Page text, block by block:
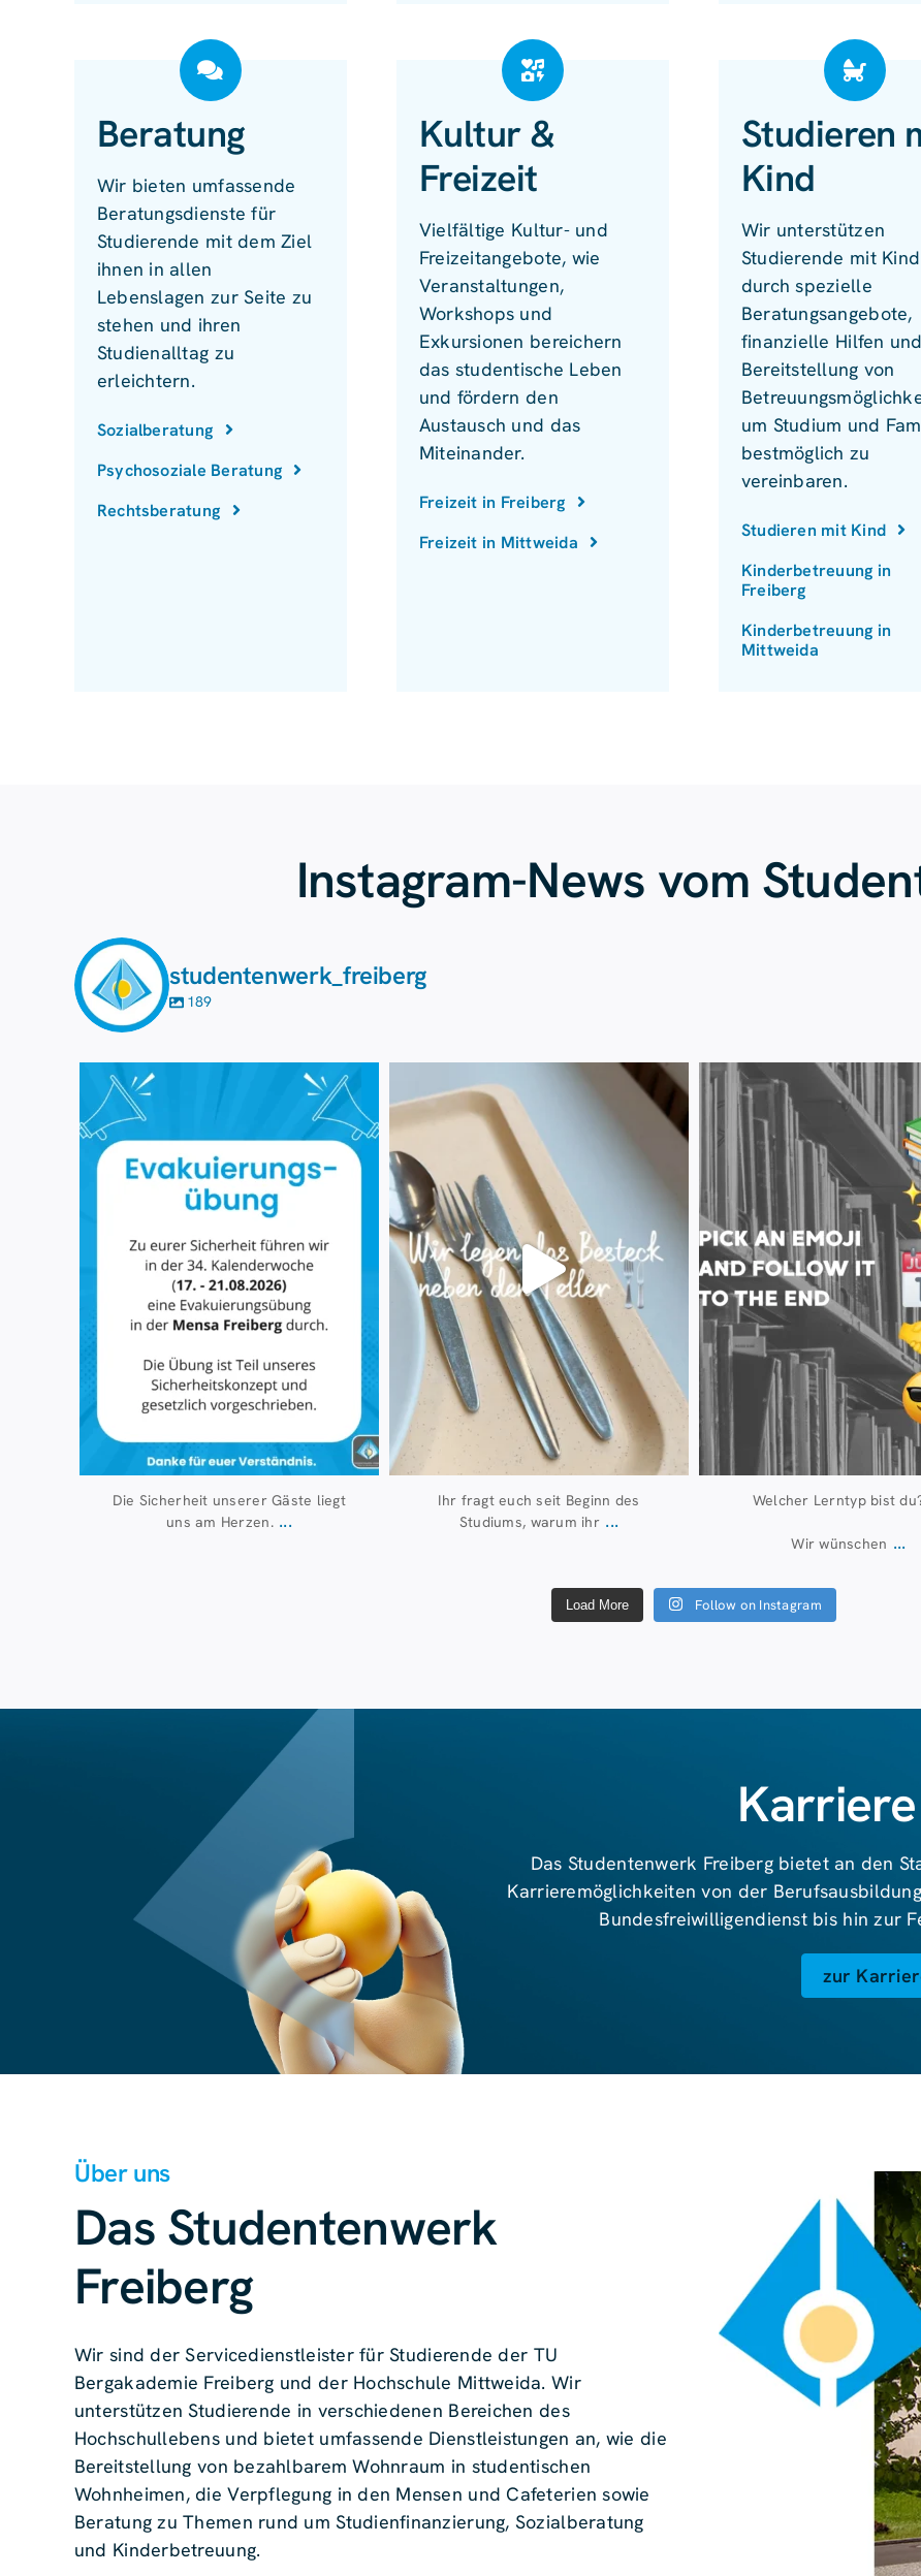
Beratung
Wir bieten umfassende
Beratungsdienste für
Studierende mit dem Ziel
ihnen in allen
Lebenslagen zur Seite zu
stehen und ihren
Studienalltag zu
erleichtern.
Sozialberatung
Psychosoziale Beratung
Rechtsberatung
Kultur &
Freizeit
Vielfältige Kultur- und
Freizeitangebote, wie
Veranstaltungen,
Workshops und
Exkursionen bereichern
das studentische Leben
und fördern den
Austausch und das
Miteinander.
Freizeit in Freiberg
Freizeit in Mittweida
Studieren
Kind
Wir unterstützen
Studierende mit Kind
durch spezielle
Beratungsangebote,
finanzielle Hilfen
Bereitstellung von
um Studium und
bestmöglich zu
vereinbaren.
Studieren mit Kind
Kinderbetreuung in
Freiberg
Kinderbetreuung in
Mittweida
Instagram-News vom
studentenwerk_freiberg
189
Die Sicherheit unserer Gäste liegt
uns am Herzen. ...
224
Ihr fragt euch seit Beginn des
Studiums, warum ihr ...
Juli 20
28
Welcher Lerntyp bist
Wir wünschen ...
Load More Follow on Instagram
Das Studentenwerk Freiberg bietet an den
Karrieremöglichkeiten von der
Bundesfreiwilligendienst bis hin zur
zur
Über uns
Das Studentenwerk
Freiberg
Wir sind der Servicedienstleister für Studierende der TU
Bergakademie Freiberg und der Hochschule Mittweida. Wir
unterstützen Studierende in verschiedenen Bereichen des
Hochschullebens und bietet umfassende Dienstleistungen an, wie die
Bereitstellung von bezahlbarem Wohnraum in studentischen
Wohnheimen, die Verpflegung in den Mensen und Cafeterien sowie
Beratung zu Themen rund um Studienfinanzierung, Sozialberatung
und Kinderbetreuung.